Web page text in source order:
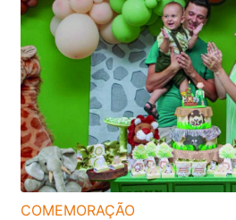
COMEMORAÇÃO